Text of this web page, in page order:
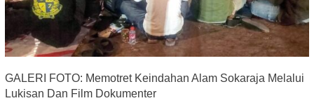
GALERI FOTO: Memotret Keindahan Alam Sokaraja Melalui
Lukisan Dan Film Dokumenter